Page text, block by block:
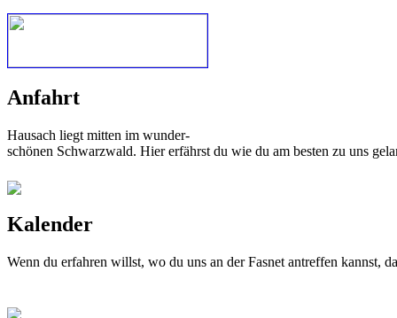
Anfahrt
Hausach liegt mitten im wunder-
schönen Schwarzwald. Hier erfährst du wie du am besten zu uns
Kalender
Wenn du erfahren willst, wo du uns an der Fasnet antreffen kannst,